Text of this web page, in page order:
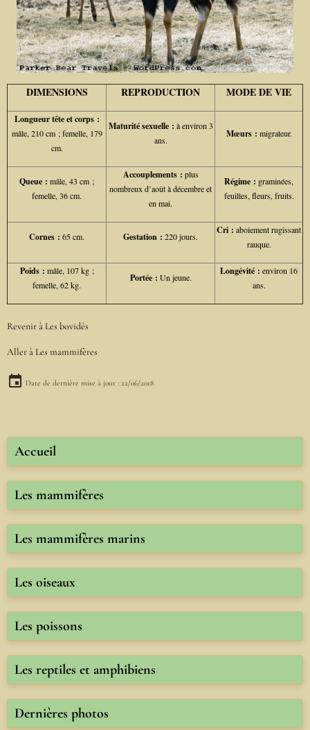
DIMENSIONS REPRODUCTION MODE DE VIE
Longueur tête et corps :
mâle, 210 cm ; femelle, 179
cm.
Maturité sexuelle : à environ 3
ans.
Mœurs : migrateur.
Queue : mâle, 43 cm ;
femelle, 36 cm.
Accouplements : plus
nombreux d’août à décembre et
en mai.
Régime : graminées,
feuilles, fleurs, fruits.
Cornes : 65 cm. Gestation : 220 jours.
Cri : aboiement rugissant
rauque.
Poids : mâle, 107 kg ;
femelle, 62 kg.
Portée : Un jeune.
Longévité : environ 16
ans.
Revenir à Les bovidés
Aller à Les mammifères
Date de dernière mise à jour : 22/06/2018
Accueil
Les mammifères
Les mammifères marins
Les oiseaux
Les poissons
Les reptiles et amphibiens
Dernières photos